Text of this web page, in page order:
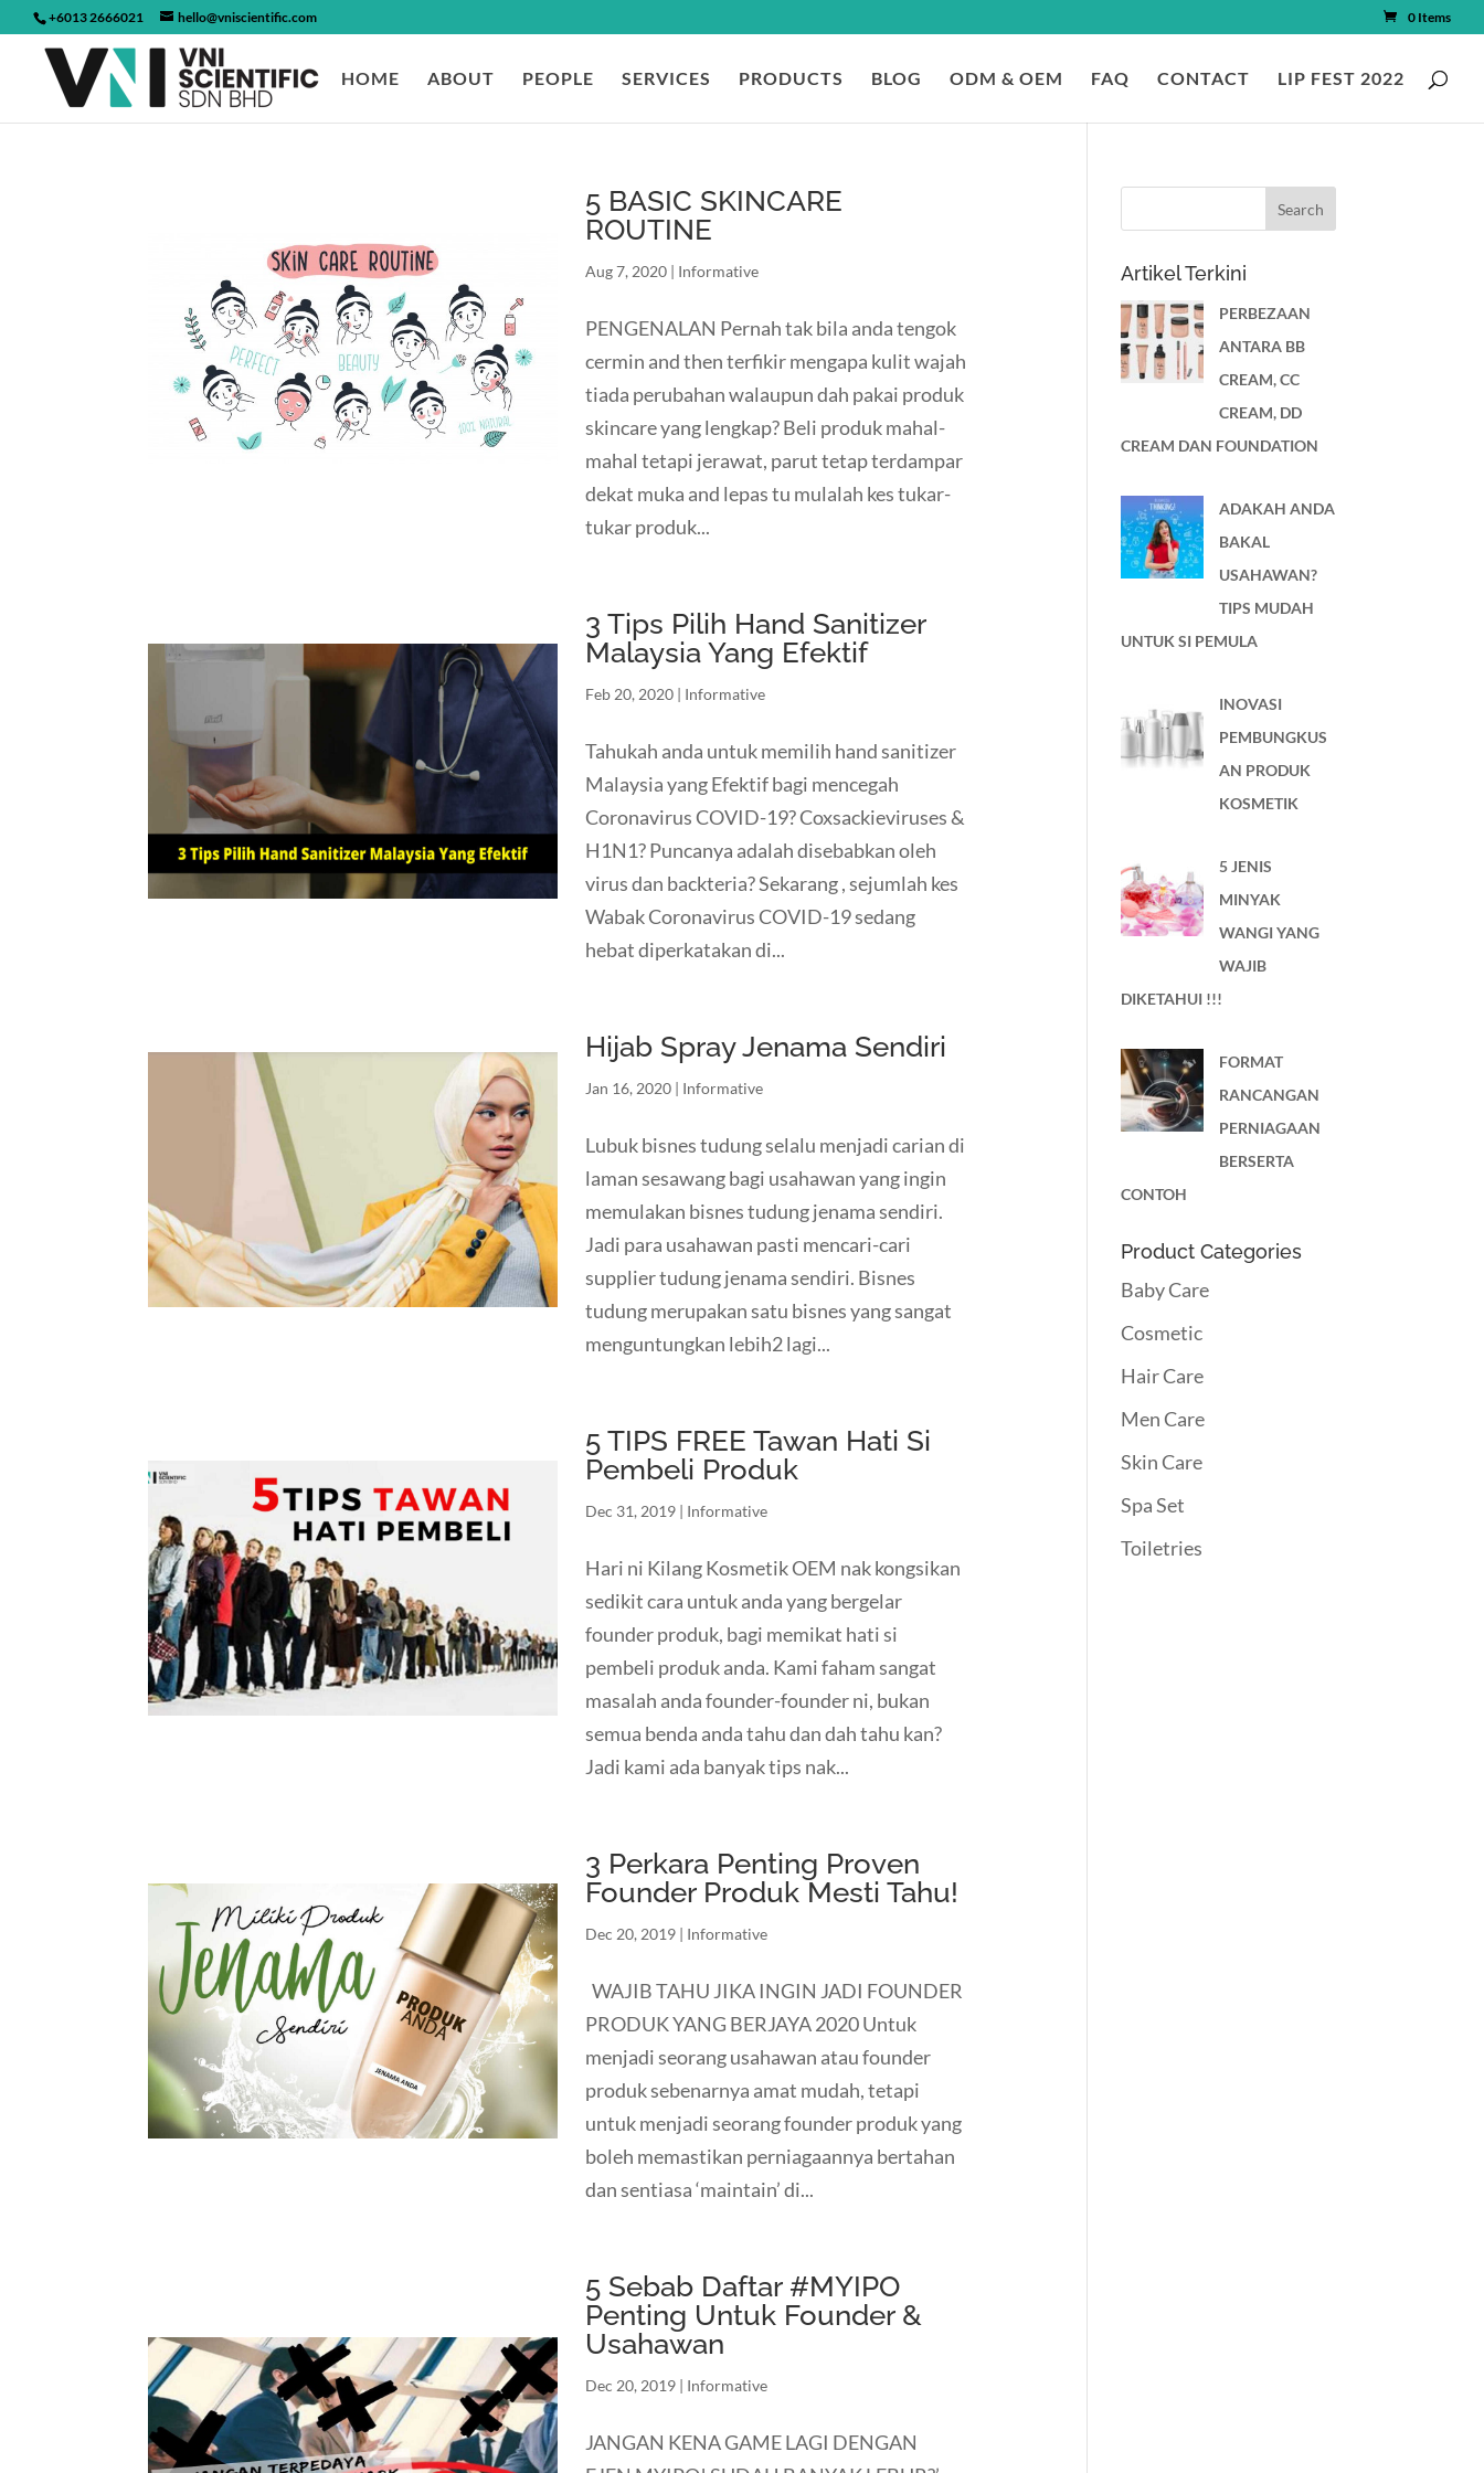
+6013 2666021 hello@vniscientific.com 0 Items
HOME ABOUT PEOPLE SERVICES PRODUCTS BLOG ODM & OEM FAQ CONTACT LIP FEST 2022
5 BASIC SKINCARE
ROUTINE
Aug 7, 2020 | Informative
PENGENALAN Pernah tak bila anda tengok
cermin and then terfikir mengapa kulit wajah
tiada perubahan walaupun dah pakai produk
skincare yang lengkap? Beli produk mahal-
mahal tetapi jerawat, parut tetap terdampar
dekat muka and lepas tu mulalah kes tukar-
tukar produk...
3 Tips Pilih Hand Sanitizer
Malaysia Yang Efektif
Feb 20, 2020 | Informative
Tahukah anda untuk memilih hand sanitizer
Malaysia yang Efektif bagi mencegah
Coronavirus COVID-19? Coxsackieviruses &
H1N1? Puncanya adalah disebabkan oleh
virus dan backteria? Sekarang , sejumlah kes
Wabak Coronavirus COVID-19 sedang
hebat diperkatakan di...
Hijab Spray Jenama Sendiri
Jan 16, 2020 | Informative
Lubuk bisnes tudung selalu menjadi carian di
laman sesawang bagi usahawan yang ingin
memulakan bisnes tudung jenama sendiri.
Jadi para usahawan pasti mencari-cari
supplier tudung jenama sendiri. Bisnes
tudung merupakan satu bisnes yang sangat
menguntungkan lebih2 lagi...
5 TIPS FREE Tawan Hati Si
Pembeli Produk
Dec 31, 2019 | Informative
Hari ni Kilang Kosmetik OEM nak kongsikan
sedikit cara untuk anda yang bergelar
founder produk, bagi memikat hati si
pembeli produk anda. Kami faham sangat
masalah anda founder-founder ni, bukan
semua benda anda tahu dan dah tahu kan?
Jadi kami ada banyak tips nak...
3 Perkara Penting Proven
Founder Produk Mesti Tahu!
Dec 20, 2019 | Informative
WAJIB TAHU JIKA INGIN JADI FOUNDER
PRODUK YANG BERJAYA 2020 Untuk
menjadi seorang usahawan atau founder
produk sebenarnya amat mudah, tetapi
untuk menjadi seorang founder produk yang
boleh memastikan perniagaannya bertahan
dan sentiasa ‘maintain’ di...
5 Sebab Daftar #MYIPO
Penting Untuk Founder &
Usahawan
Dec 20, 2019 | Informative
JANGAN KENA GAME LAGI DENGAN
Artikel Terkini
PERBEZAAN
ANTARA BB
CREAM, CC
CREAM, DD
CREAM DAN FOUNDATION
ADAKAH ANDA
BAKAL
USAHAWAN?
TIPS MUDAH
UNTUK SI PEMULA
INOVASI
PEMBUNGKUS
AN PRODUK
KOSMETIK
5 JENIS
MINYAK
WANGI YANG
WAJIB
DIKETAHUI !!!
FORMAT
RANCANGAN
PERNIAGAAN
BERSERTA
CONTOH
Product Categories
Baby Care
Cosmetic
Hair Care
Men Care
Skin Care
Spa Set
Toiletries